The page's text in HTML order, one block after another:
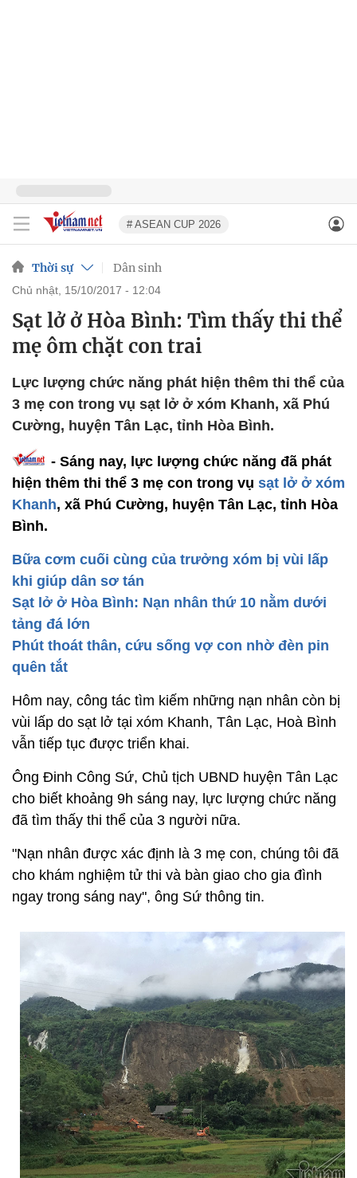
# ASEAN CUP 2026
Thời sự Dân sinh
chủ nhật, 15/10/2017 - 12:04
Sạt lở ở Hòa Bình: Tìm thấy thi thể
mẹ ôm chặt con trai
Lực lượng chức năng phát hiện thêm thi thể của
3 mẹ con trong vụ sạt lở ở xóm Khanh, xã Phú
Cường, huyện Tân Lạc, tỉnh Hòa Bình.
- Sáng nay, lực lượng chức năng đã phát
hiện thêm thi thể 3 mẹ con trong vụ sạt lở ở xóm
Khanh, xã Phú Cường, huyện Tân Lạc, tỉnh Hòa
Bình.
Bữa cơm cuối cùng của trưởng xóm bị vùi lấp
khi giúp dân sơ tán
Sạt lở ở Hòa Bình: Nạn nhân thứ 10 nằm dưới
tảng đá lớn
Phút thoát thân, cứu sống vợ con nhờ đèn pin
quên tắt
Hôm nay, công tác tìm kiếm những nạn nhân còn bị
vùi lấp do sạt lở tại xóm Khanh, Tân Lạc, Hoà Bình
vẫn tiếp tục được triển khai.
Ông Đinh Công Sứ, Chủ tịch UBND huyện Tân Lạc
cho biết khoảng 9h sáng nay, lực lượng chức năng
đã tìm thấy thi thể của 3 người nữa.
"Nạn nhân được xác định là 3 mẹ con, chúng tôi đã
cho khám nghiệm tử thi và bàn giao cho gia đình
ngay trong sáng nay", ông Sứ thông tin.